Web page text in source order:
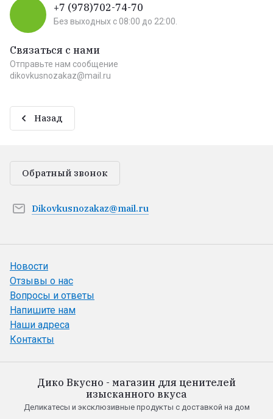
+7 (978)702-74-70
Без выходных c 08:00 до 22:00.
Связаться с нами
Отправьте нам сообщение
dikovkusnozakaz@mail.ru
Назад
Обратный звонок
Dikovkusnozakaz@mail.ru
Новости
Отзывы о нас
Вопросы и ответы
Напишите нам
Наши адреса
Контакты
Дико Вкусно - магазин для ценителей
изысканного вкуса
Деликатесы и эксклюзивные продукты с доставкой на дом